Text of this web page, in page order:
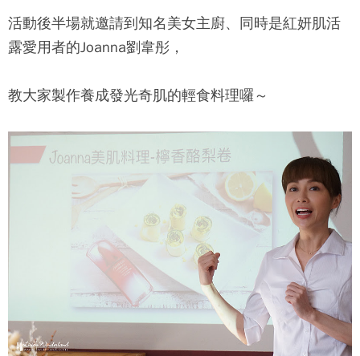
活動後半場就邀請到知名美女主廚、同時是紅妍肌活
露愛用者的Joanna劉韋彤，
教大家製作養成發光奇肌的輕食料理囉～